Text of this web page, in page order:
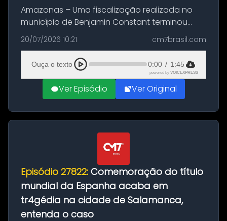
Amazonas – Uma fiscalização realizada no
município de Benjamin Constant terminou
com a apreensão de aproximadamente 115
quilos de entorpecentes em uma
embarcação atracada no porto da cidade. O
materia...
20/07/2026 10:21 cm7brasil.com
Ouça o texto 0:00 / 1:45
powered by VOICEXPRESS
Ver Episódio Ver Original
Episódio 27822: Comemoração do título
mundial da Espanha acaba em
tr4gédia na cidade de Salamanca,
entenda o caso